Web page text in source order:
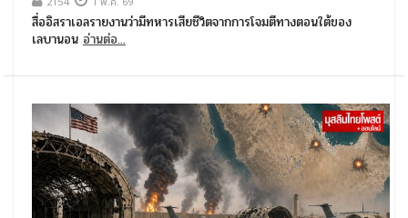
สื่ออิสราเอลรายงานว่ามีทหารเสียชีวิตจากการโจมตีทางตอนใต้ของ
เลบานอน อ่านต่อ...